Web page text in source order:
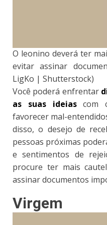
O leonino deverá ter
evitar assinar
LigKo | Shutterstock)
Você poderá enfrentar
as suas ideiascom
favorecer mal-
disso, o desejo de
pessoas próximas
e sentimentos de
procure ter mais
assinar documentos
Virgem